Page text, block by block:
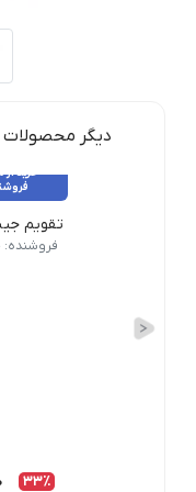
دیگر محصولات
خرید
سال: 1404 | نوع کاغذ: تحریر | نواخت روزها: هفته شمار | قطع: جیبی
33٪